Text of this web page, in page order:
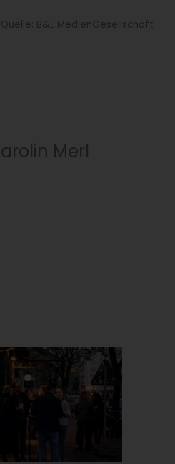
Quelle: B&L MedienGesellschaft
Merl